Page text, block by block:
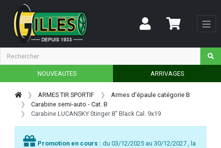
NOUVEAUTES ARRIVAGES
ARMES TIR SPORTIF
Armes d'épaule catégorie B
Carabine semi-auto - Cat. B
Carabine LUCANSKY Stinger 8" Black Cal. 9x19
Promotion en cours : du 03/12/2025 au 30/12/2027 , la